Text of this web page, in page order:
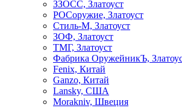
ЗЗОСС, Златоуст
РОСоружие, Златоуст
Стиль-М, Златоуст
ЗОФ, Златоуст
ТМГ, Златоуст
Фабрика ОружейникЪ,
Fenix, Китай
Ganzo, Китай
Lansky, США
Morakniv, Швеция